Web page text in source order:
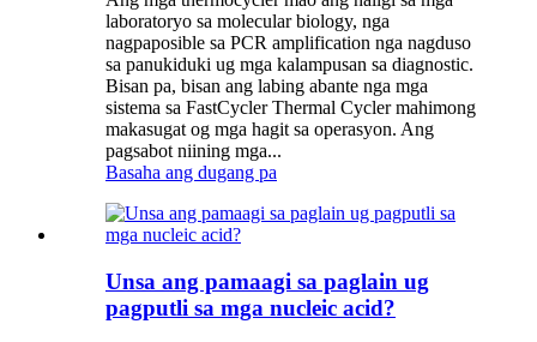
laboratoryo sa molecular biology, nga
nagpaposible sa PCR amplification nga nagduso
sa panukiduki ug mga kalampusan sa diagnostic.
Bisan pa, bisan ang labing abante nga mga
sistema sa FastCycler Thermal Cycler mahimong
makasugat og mga hagit sa operasyon. Ang
pagsabot niining mga...
Basaha ang dugang pa
Unsa ang pamaagi sa paglain ug
pagputli sa mga nucleic acid?